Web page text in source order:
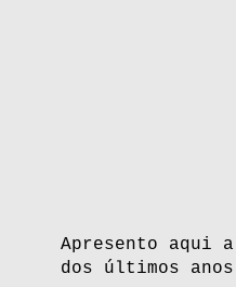
Apresento aqui
dos últimos